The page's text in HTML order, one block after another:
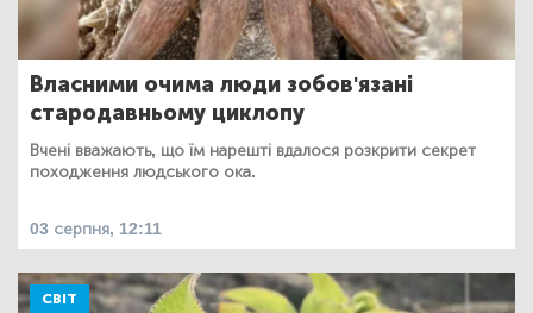
Власними очима люди зобов'язані
стародавньому циклопу
Вчені вважають, що їм нарешті вдалося розкрити секрет
походження людського ока.
03 серпня, 12:11
СВІТ